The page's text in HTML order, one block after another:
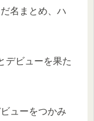
名まとめ、ハ
デビューを果た
ューをつかみ